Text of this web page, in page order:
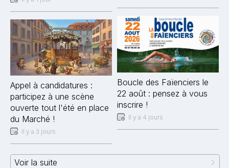
Appel à candidatures :
participez à une scène
ouverte tout l'été en place
du Marché !
Il y a 3 jours
Boucle des Faïenciers le
22 août : pensez à vous
inscrire !
Il y a 4 jours
Voir la suite